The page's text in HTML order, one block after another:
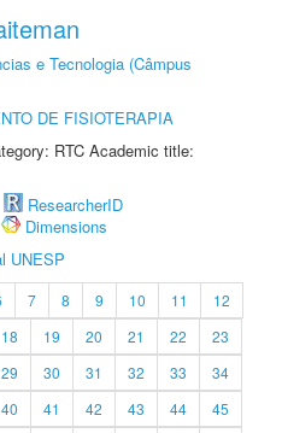
e Tecnologia (Câmpus
DE FISIOTERAPIA
RTC Academic title:
ResearcherID
Dimensions
UNESP
7 8 9 10 11
12
18 19 20 21 22
23
29 30 31 32 33
34
40 41 42 43 44
45